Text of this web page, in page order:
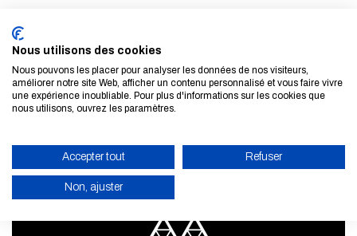
ACTIVER LE MODE ÉCO
EN SAVOIR PLUS
Nous utilisons des cookies
Nous pouvons les placer pour analyser les données de nos visiteurs,
améliorer notre site Web, afficher un contenu personnalisé et vous faire vivre
une expérience inoubliable. Pour plus d'informations sur les cookies que
nous utilisons, ouvrez les paramètres.
Accepter tout Refuser
Non, ajuster